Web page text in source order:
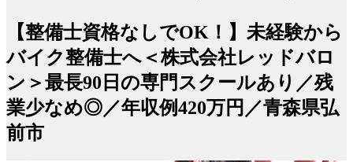
【整備士資格なしでOK！】未経験から
バイク整備士へ＜株式会社レッドバロ
ン＞最長90日の専門スクールあり／残
業少なめ◎／年収例420万円／青森県弘
前市